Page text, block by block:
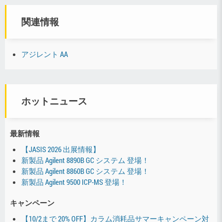
関連情報
アジレント AA
ホットニュース
最新情報
【JASIS 2026 出展情報】
新製品 Agilent 8890B GC システム 登場！
新製品 Agilent 8860B GC システム 登場！
新製品 Agilent 9500 ICP-MS 登場！
キャンペーン
【10/2まで 20% OFF】カラム消耗品サマーキャンペーン対